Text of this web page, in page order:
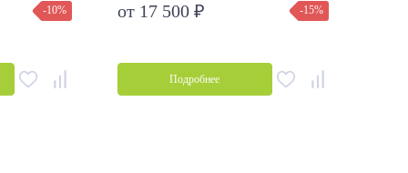
-10% от 17 500 ₽ -15%
Подробнее